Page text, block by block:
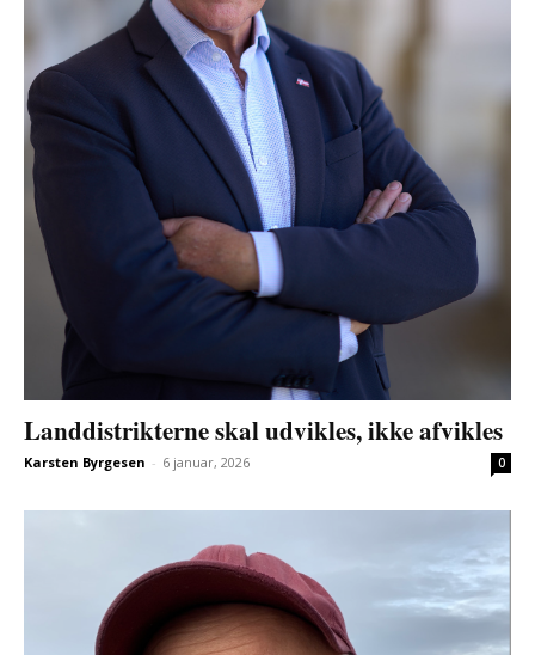
Landdistrikterne skal udvikles, ikke afvikles
Karsten Byrgesen - 6 januar, 2026 0